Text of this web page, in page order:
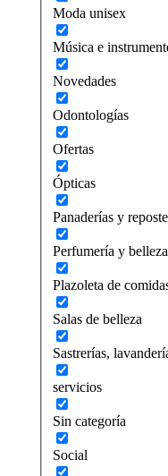
Moda unisex
Música e
Novedades
Odontologías
Ofertas
Ópticas
Panaderías y
Perfumería y belleza
Plazoleta de
Salas de belleza
Sastrerías,
servicios
Sin categoría
Social